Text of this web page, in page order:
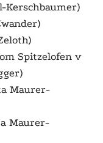
Kerschbaumer)
Spitzelofen v
Maurer-
Maurer-